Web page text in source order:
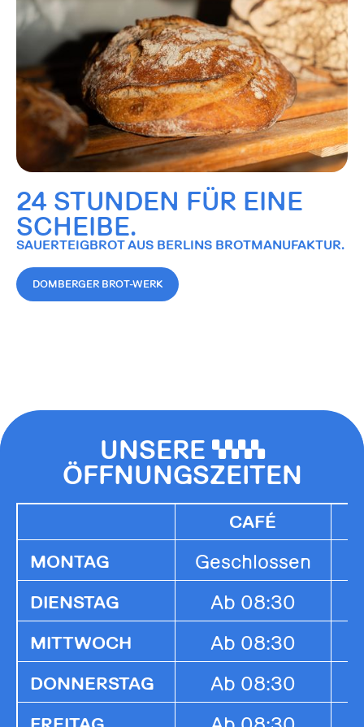
24 STUNDEN FÜR EINE
SCHEIBE.
SAUERTEIGBROT AUS BERLINS BROTMANUFAKTUR.
DOMBERGER BROT-WERK
UNSERE 0000
ÖFFNUNGSZEITEN
CAFÉ
MONTAG Geschlossen
DIENSTAG Ab 08:30
MITTWOCH Ab 08:30
DONNERSTAG Ab 08:30